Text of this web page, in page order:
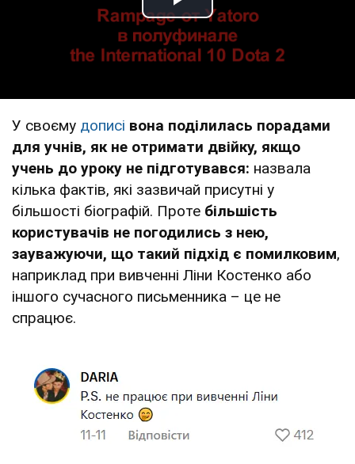
Play Video
У своєму дописі вона поділилась порадами
для учнів, як не отримати двійку, якщо
учень до уроку не підготувався: назвала
кілька фактів, які зазвичай присутні у
більшості біографій. Проте більшість
користувачів не погодились з нею,
зауважуючи, що такий підхід є помилковим,
наприклад при вивченні Ліни Костенко або
іншого сучасного письменника – це не
спрацює.